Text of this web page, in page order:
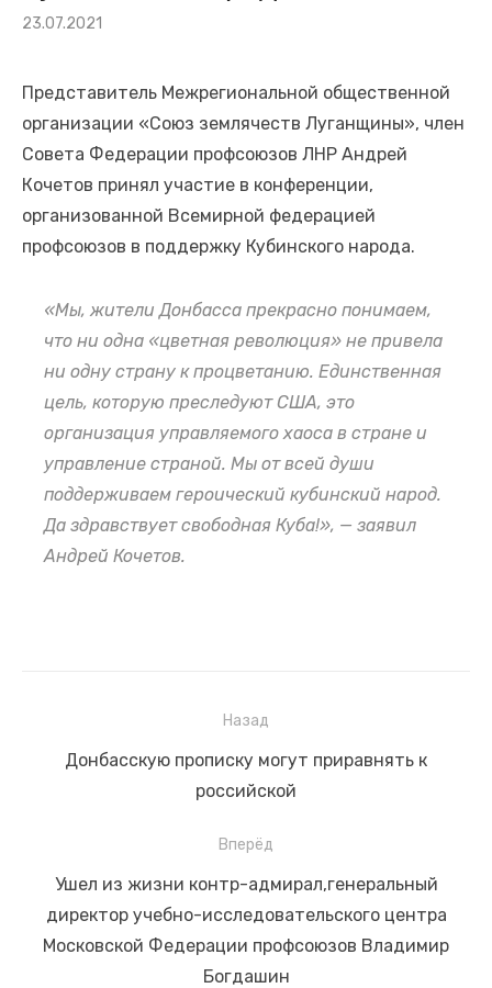
«Союз землячеств Луганщины» и Общественная палата
Сегодня — день памяти детей Донбасса, погибших от рук
вооружённых формирований Украины. И этот день
напоминает нам о том, что война не щадит никого
📅 23 июля — 111 лет со дня рождения нашего великого
земляка, Михаила Матусовского!
Студенты ЛГАУ высадили в Крыму почти 40 тыс.
саженцев винограда
Подписание договора о сотрудничестве состоялось в
Ялте
🕯 22 июня — День памяти и скорби. Самая трагическая
дата в истории нашей страны и всего человечества
Президент по видеосвязи проводит совещание о
социально-экономическом развитии воссоединенных
Опубликовано
23.07.2021
Представитель Межрегиональной общественной
организации «Союз землячеств Луганщины», член
Совета Федерации профсоюзов ЛНР Андрей
Кочетов принял участие в конференции,
организованной Всемирной федерацией
профсоюзов в поддержку Кубинского народа.
«Мы, жители Донбасса прекрасно понимаем,
что ни одна «цветная революция» не привела
ни одну страну к процветанию. Единственная
цель, которую преследуют США, это
организация управляемого хаоса в стране и
управление страной. Мы от всей души
поддерживаем героический кубинский народ.
Да здравствует свободная Куба!», — заявил
Андрей Кочетов.
Назад
Предыдущая
Донбасскую прописку могут приравнять к
российской
Вперёд
Следующая
запись:
Ушел из жизни контр-адмирал,генеральный
директор учебно-исследовательского центра
Московской Федерации профсоюзов Владимир
Богдашин